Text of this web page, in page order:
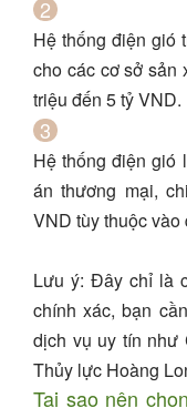
Hệ thống điện gió
cho các cơ sở sản
triệu đến 5 tỷ VND.
Hệ thống điện gió
án thương mại,
VND tùy thuộc vào
Lưu ý: Đây chỉ là
chính xác, bạn
dịch vụ uy tín như
Thủy lực Hoàng
Tại sao nên